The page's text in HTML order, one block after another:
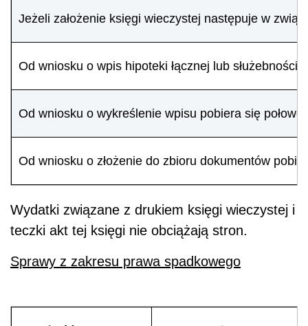
Jeżeli założenie księgi wieczystej następuje w
Od wniosku o wpis hipoteki łącznej lub służebności
Od wniosku o wykreślenie wpisu pobiera się
Od wniosku o złożenie do zbioru dokumentów
Wydatki związane z drukiem księgi wieczystej i
teczki akt tej księgi nie obciążają stron.
Sprawy z zakresu prawa spadkowego